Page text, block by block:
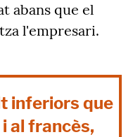
abans que el
l'empresari.
inferiors que
al francès,